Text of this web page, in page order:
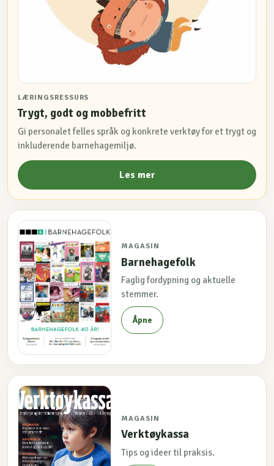
LÆRINGSRESSURS
Trygt, godt og mobbefritt
Gi personalet felles språk og konkrete verktøy for et trygt og
inkluderende barnehagemiljø.
Les mer
MAGASIN
Barnehagefolk
Faglig fordypning og aktuelle
stemmer.
Åpne
MAGASIN
Verktøykassa
Tips og ideer til praksis.